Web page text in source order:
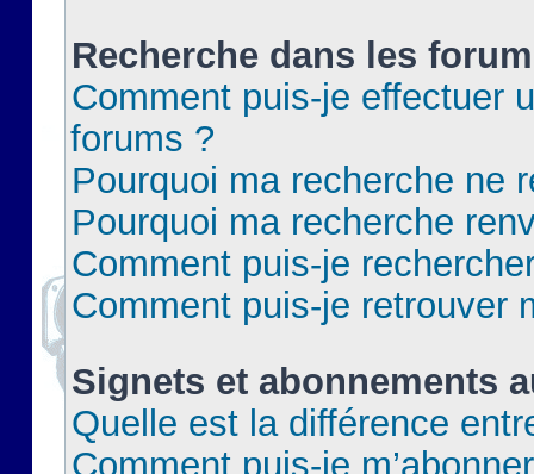
Recherche dans les
Comment puis-je effectuer
forums ?
Pourquoi ma recherche ne
Pourquoi ma recherche
Comment puis-je
Comment puis-je retrouver
Signets et abonnements
Quelle est la différence
Comment puis-je